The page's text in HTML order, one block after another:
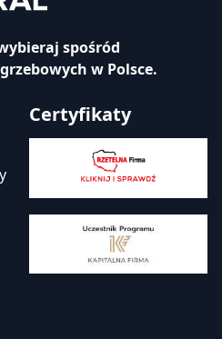
spośród
w Polsce.
Certyfikaty